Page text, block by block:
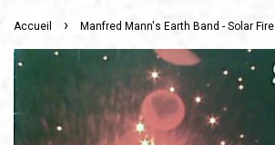
Accueil › Manfred Mann's Earth Band - Solar Fire